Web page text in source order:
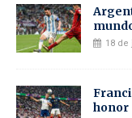
18 de
honor